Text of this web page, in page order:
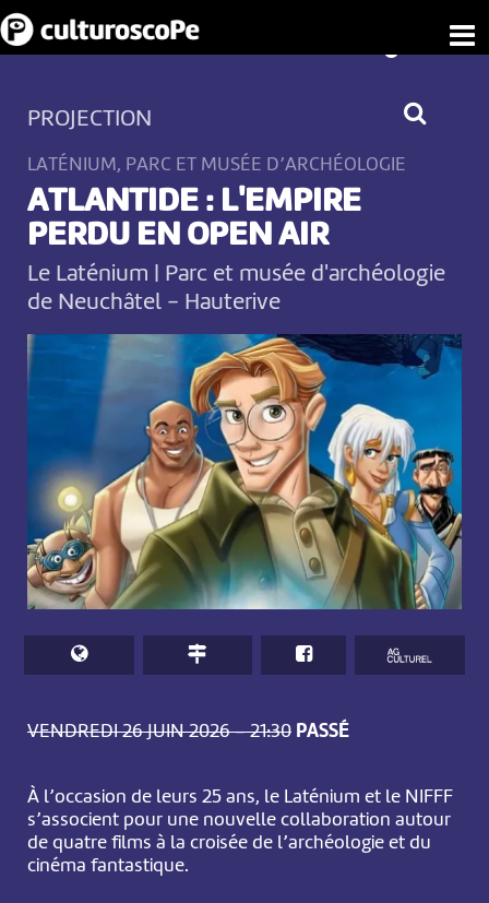
VENDREDI 26 JUIN 2026 – 21:30 PASSÉ
PROJECTION
LATÉNIUM, PARC ET MUSÉE D’ARCHÉOLOGIE
ATLANTIDE : L'EMPIRE
PERDU EN OPEN AIR
Le Laténium | Parc et musée d'archéologie
de Neuchâtel - Hauterive
À l’occasion de leurs 25 ans, le Laténium et le NIFFF
s’associent pour une nouvelle collaboration autour
de quatre films à la croisée de l’archéologie et du
cinéma fantastique.